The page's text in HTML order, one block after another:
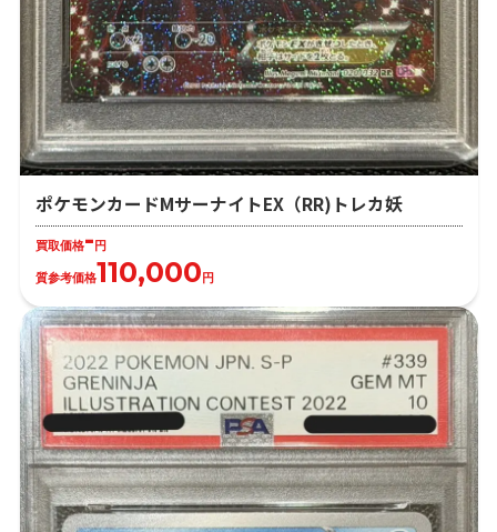
ポケモンカードMサーナイトEX（RR)トレカ妖
買取価格-円
質参考価格110,000円